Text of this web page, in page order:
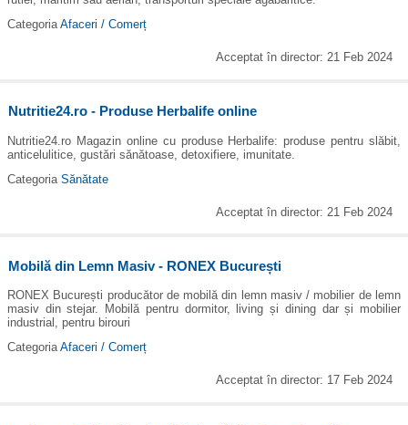
CategoriaAfaceri / Comerț
Acceptat în director: 21 Feb 2024
Nutritie24.ro - Produse Herbalife online
Nutritie24.ro Magazin online cu produse Herbalife: produse pentru slăbit,
anticelulitice, gustări sănătoase, detoxifiere, imunitate.
Categoria Sănătate
Acceptat în director: 21 Feb 2024
Mobilă din Lemn Masiv - RONEX București
RONEX București producător de mobilă din lemn masiv / mobilier de lemn
masiv din stejar. Mobilă pentru dormitor, living și dining dar și mobilier
industrial, pentru birouri
CategoriaAfaceri / Comerț
Acceptat în director: 17 Feb 2024